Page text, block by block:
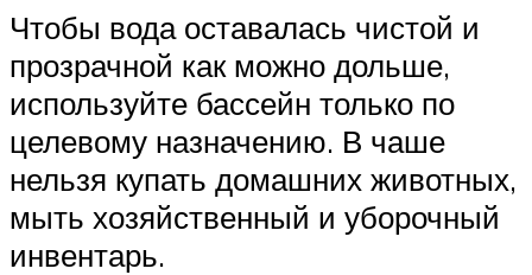
Чтобы вода оставалась чистой и
прозрачной как можно дольше,
используйте бассейн только по
целевому назначению. В чаше
нельзя купать домашних животных,
мыть хозяйственный и уборочный
инвентарь.